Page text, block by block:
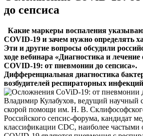
до сепсиса
Какие маркеры воспаления
COVID-19 и зачем нужно определять
Эти и другие вопросы обсудили
ходе вебинара «Диагностика и
COVID-19: от пневмонии до сепсиса».
Дифференциальная диагностика
возбудителей респираторных инфекций
Владимир Кулабухов, ведущий научный
скорой помощи им. Н. В.
Российского сепсис-форума, кандидат
классификации CDC, наиболее частыми